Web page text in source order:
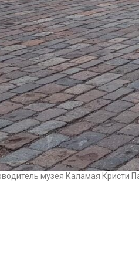
музея Каламая Кристи